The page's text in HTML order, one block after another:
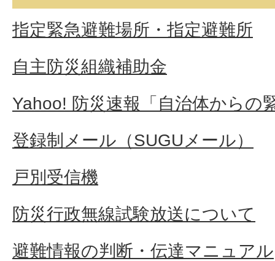
指定緊急避難場所・指定避難所
自主防災組織補助金
Yahoo! 防災速報「自治体からの
登録制メール（SUGUメール）
戸別受信機
防災行政無線試験放送について
避難情報の判断・伝達マニュアル